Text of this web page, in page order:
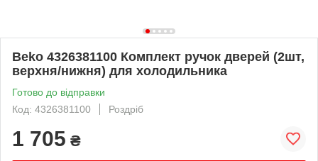
Beko 4326381100 Комплект ручок дверей (2шт,
верхня/нижня) для холодильника
Готово до відправки
Код: 4326381100
Роздріб
1 705 ₴